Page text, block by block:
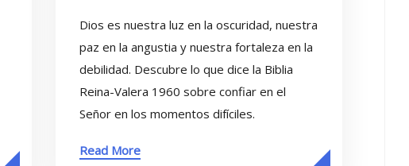
Dios es nuestra luz en la oscuridad, nuestra
paz en la angustia y nuestra fortaleza en la
debilidad. Descubre lo que dice la Biblia
Reina-Valera 1960 sobre confiar en el
Señor en los momentos difíciles.
Read More